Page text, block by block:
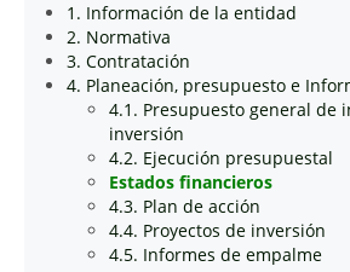
1. Información de la entidad
2. Normativa
3. Contratación
4. Planeación, presupuesto e
4.1. Presupuesto general de
inversión
4.2. Ejecución presupuestal
Estados financieros
4.3. Plan de acción
4.4. Proyectos de inversión
4.5. Informes de empalme